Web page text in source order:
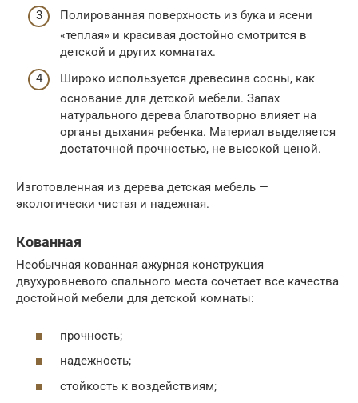
Полированная поверхность из бука и ясени
«теплая» и красивая достойно смотрится в
детской и других комнатах.
Широко используется древесина сосны, как
основание для детской мебели. Запах
натурального дерева благотворно влияет на
органы дыхания ребенка. Материал выделяется
достаточной прочностью, не высокой ценой.
Изготовленная из дерева детская мебель —
экологически чистая и надежная.
Кованная
Необычная кованная ажурная конструкция
двухуровневого спального места сочетает все качества
достойной мебели для детской комнаты:
прочность;
надежность;
стойкость к воздействиям;